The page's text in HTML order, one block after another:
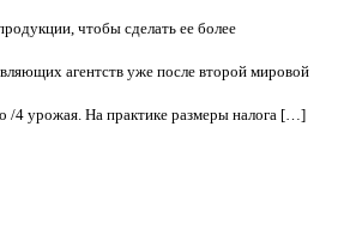
чтобы сделать ее более
агентств уже после второй мировой
/4 урожая. На практике размеры налога […]